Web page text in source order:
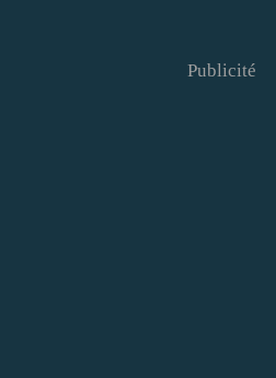
Publicité